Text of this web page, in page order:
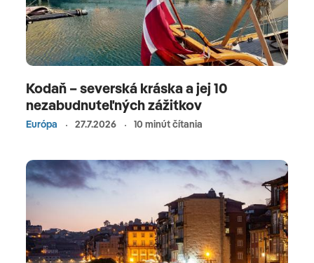
Kodaň – severská kráska a jej 10
nezabudnuteľných zážitkov
Európa 27.7.2026 10 minút čítania